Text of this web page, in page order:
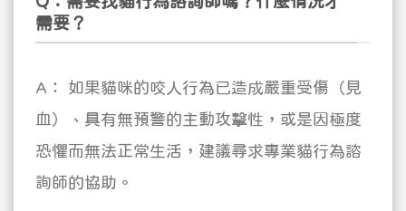
需要？
A： 如果貓咪的咬人行為已造成嚴重受傷（見
血）、具有無預警的主動攻擊性，或是因極度
恐懼而無法正常生活，建議尋求專業貓行為諮
詢師的協助。